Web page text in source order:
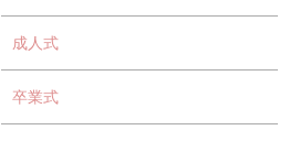
成人式
卒業式